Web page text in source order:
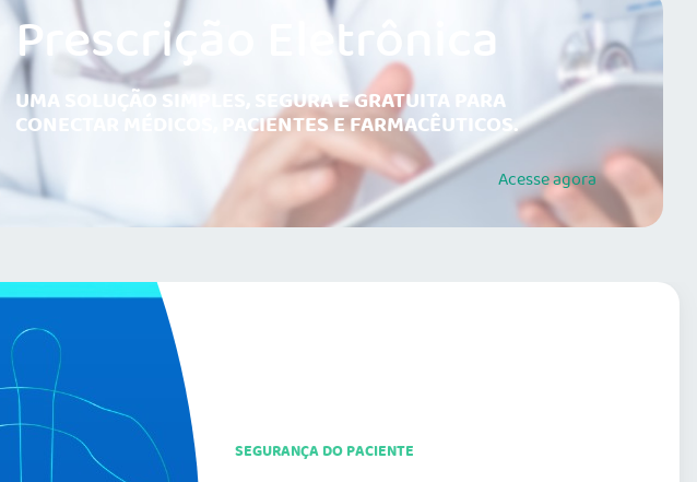
Prescrição Eletrônica
UMA SOLUÇÃO SIMPLES, SEGURA E GRATUITA PARA
CONECTAR MÉDICOS, PACIENTES E FARMACÊUTICOS.
Acesseagora
SEGURANÇA DO PACIENTE